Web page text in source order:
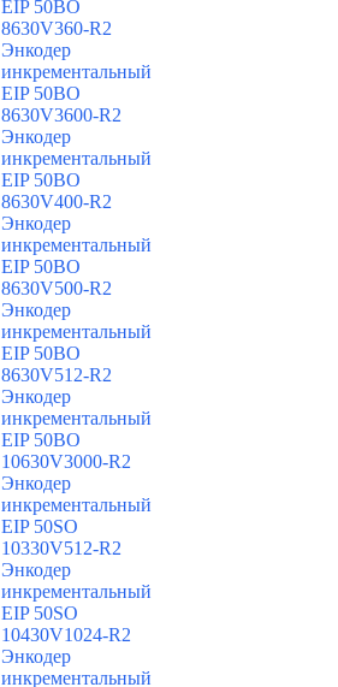
EIP 50BO
8630V360-R2
Энкодер
инкрементальный
EIP 50BO
8630V3600-R2
Энкодер
инкрементальный
EIP 50BO
8630V400-R2
Энкодер
инкрементальный
EIP 50BO
8630V500-R2
Энкодер
инкрементальный
EIP 50BO
8630V512-R2
Энкодер
инкрементальный
EIP 50BO
10630V3000-R2
Энкодер
инкрементальный
EIP 50SO
10330V512-R2
Энкодер
инкрементальный
EIP 50SO
10430V1024-R2
Энкодер
инкрементальный